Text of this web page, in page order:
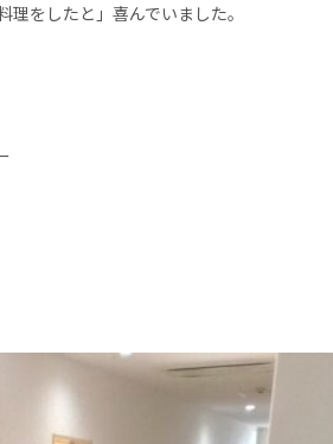
をしたと」喜んでいました。